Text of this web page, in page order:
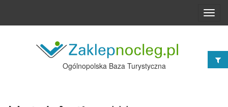
Ogólnopolska Baza Turystyczna